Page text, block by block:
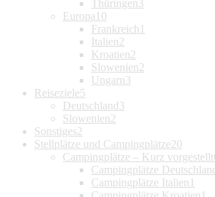
Thüringen3
Europa 10
Frankreich 1
Italien2
Kroatien2
Slowenien2
Ungarn3
Reiseziele5
Deutschland3
Slowenien2
Sonstiges2
Stellplätze und Campingplätze20
Campingplätze – Kurz vorgestellt
Campingplätze
Campingplätze Italien 1